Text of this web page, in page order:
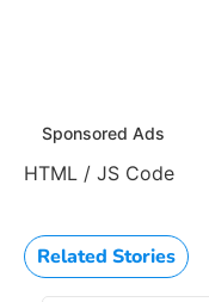
Sponsored Ads
HTML / JS Code
Related Stories